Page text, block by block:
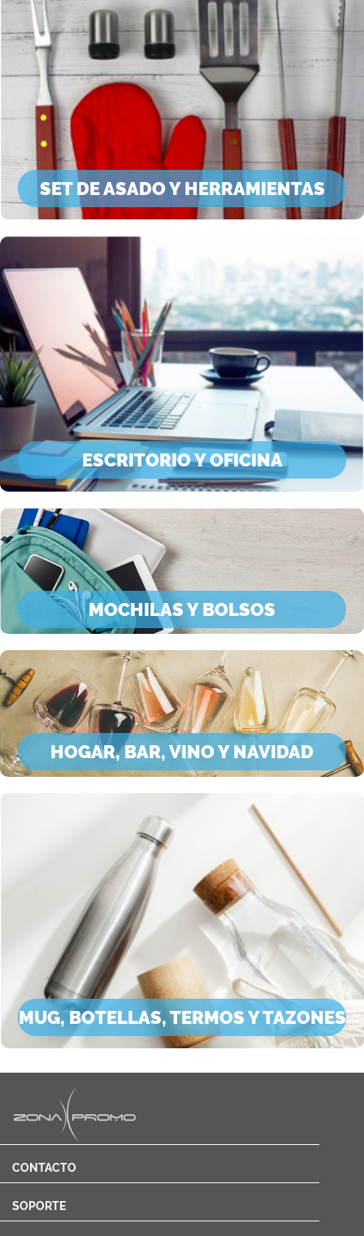
SET DE ASADO Y HERRAMIENTAS
ESCRITORIO Y OFICINA
MOCHILAS Y BOLSOS
HOGAR, BAR, VINO Y NAVIDAD
MUG, BOTELLAS, TERMOS Y TAZONES
CONTACTO
SOPORTE